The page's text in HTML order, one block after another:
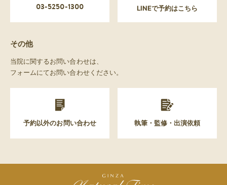
03-5250-1300 LINEで予約はこちら
その他
当院に関するお問い合わせは、
フォームにてお問い合わせください。
予約以外のお問い合わせ 執筆・監修・出演依頼